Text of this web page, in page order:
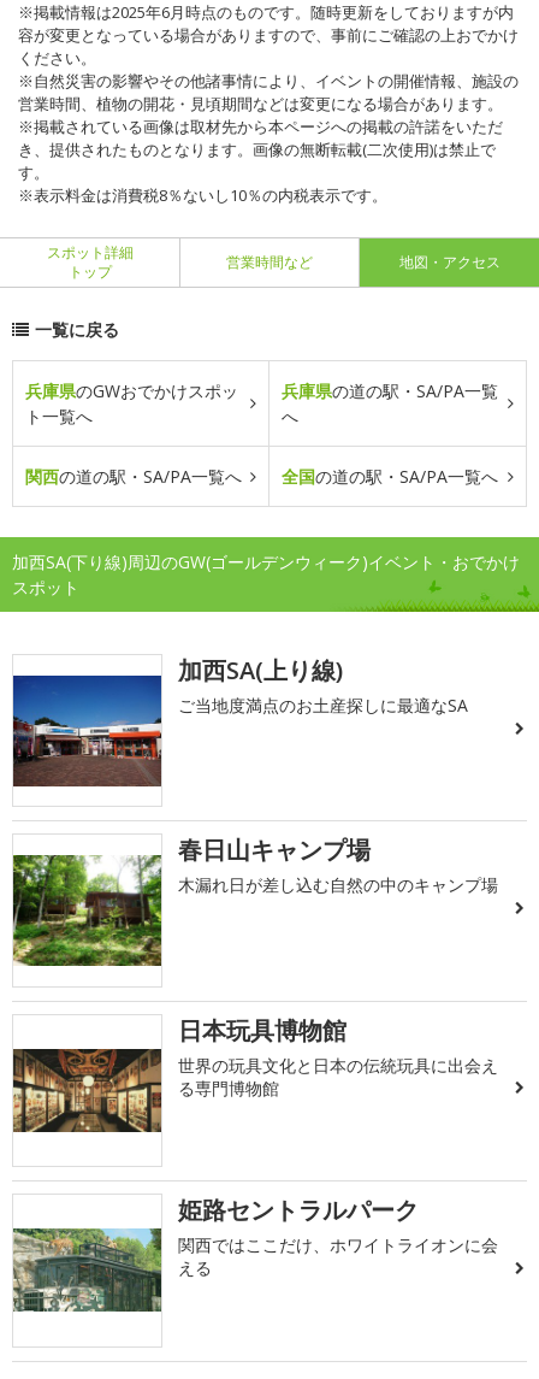
※掲載情報は2025年6月時点のものです。随時更新をしておりますが内
容が変更となっている場合がありますので、事前にご確認の上おでかけ
ください。
※自然災害の影響やその他諸事情により、イベントの開催情報、施設の
営業時間、植物の開花・見頃期間などは変更になる場合があります。
※掲載されている画像は取材先から本ページへの掲載の許諾をいただ
き、提供されたものとなります。画像の無断転載(二次使用)は禁止で
す。
※表示料金は消費税8％ないし10％の内税表示です。
スポット詳細
トップ
営業時間など 地図・アクセス
一覧に戻る
兵庫県のGWおでかけスポッ
ト一覧へ
兵庫県の道の駅・SA/PA一覧
へ
関西の道の駅・SA/PA一覧へ 全国の道の駅・SA/PA一覧へ
加西SA(下り線)周辺のGW(ゴールデンウィーク)イベント・おでかけ
スポット
加西SA(上り線)
ご当地度満点のお土産探しに最適なSA
春日山キャンプ場
木漏れ日が差し込む自然の中のキャンプ場
日本玩具博物館
世界の玩具文化と日本の伝統玩具に出会え
る専門博物館
姫路セントラルパーク
関西ではここだけ、ホワイトライオンに会
える